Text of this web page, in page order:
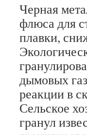
Черная
флюса для
плавки,
дымовых
реакции в
Сельское
гранул